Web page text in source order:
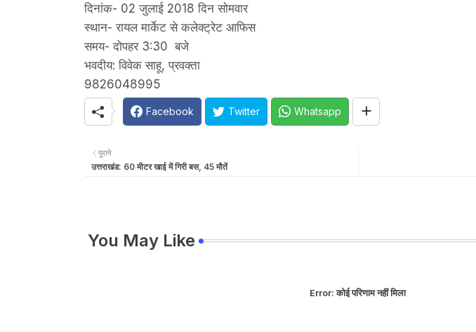
दिनांक- 02 जुलाई 2018 दिन सोमवार
स्थान- रायल मार्केट से कलेक्ट्रेट आफिस
समय- दोपहर 3:30 बजे
भवदीय: विवेक साहू, प्रवक्ता
9826048995
Facebook Twitter Whatsapp
पुराने
उत्तराखंड: 60 मीटर खाई में गिरी बस, 45 मौतें
You May Like
Error:कोई परिणाम नहीं मिला